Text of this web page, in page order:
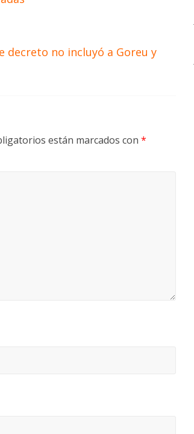
decreto no incluyó a Goreu y
están marcados con *